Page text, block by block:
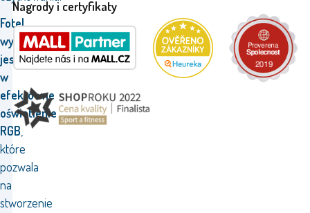
Fotel
wyposażony
jest
w
efektowne
oświetlenie
RGB
które
pozwala
na
stworzenie
Nagrody i certyfikaty